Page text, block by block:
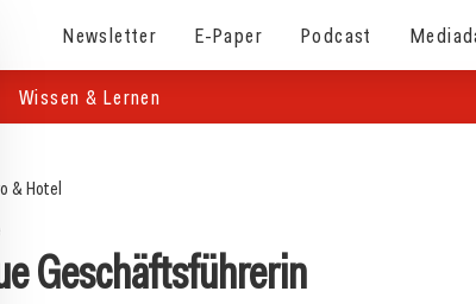
Newsletter E-Paper Podcast
Wissen & Lernen
& Hotel
Geschäftsführerin